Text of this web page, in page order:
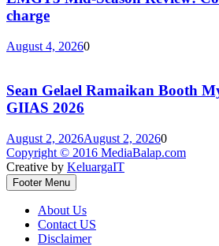
charge
August 4, 20260
Sean Gelael Ramaikan Booth
GIIAS 2026
August 2, 2026August 2, 20260
Copyright © 2016 MediaBalap.com
Creative by KeluargaIT
Footer Menu
About Us
Contact US
Disclaimer